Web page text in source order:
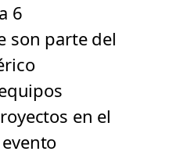
6
son parte del
en el